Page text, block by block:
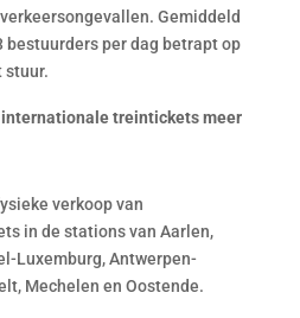
Gemiddeld
bestuurders per dag betrapt op
stuur.
internationale treintickets meer
verkoop van
in de stations van Aarlen,
Luxemburg, Antwerpen-
Mechelen en Oostende.